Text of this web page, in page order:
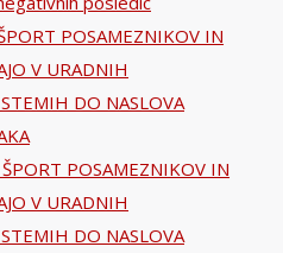
POSAMEZNIKOV IN
V URADNIH
DO NASLOVA
POSAMEZNIKOV IN
V URADNIH
DO NASLOVA